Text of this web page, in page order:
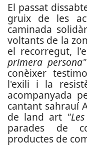
El passat
gruix de les
caminada
voltants de la
el recorregut,
primera persona"
conèixer
l'exili i la
acompanyada
cantant sahrauí
de land art
parades de
productes de